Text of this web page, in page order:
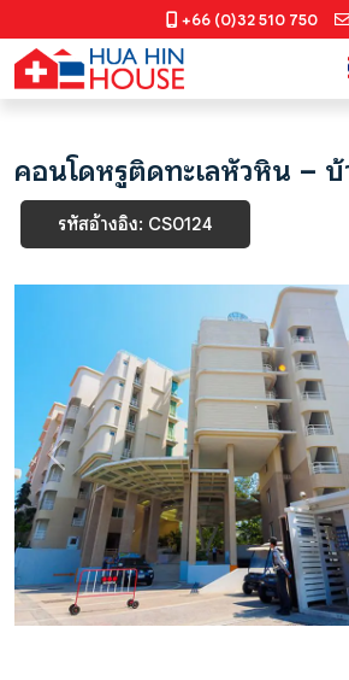
+66 (0)32 510 750
คอนโดหรูติดทะเลหัวหิน –
รหัสอ้างอิง: CS0124
Previous